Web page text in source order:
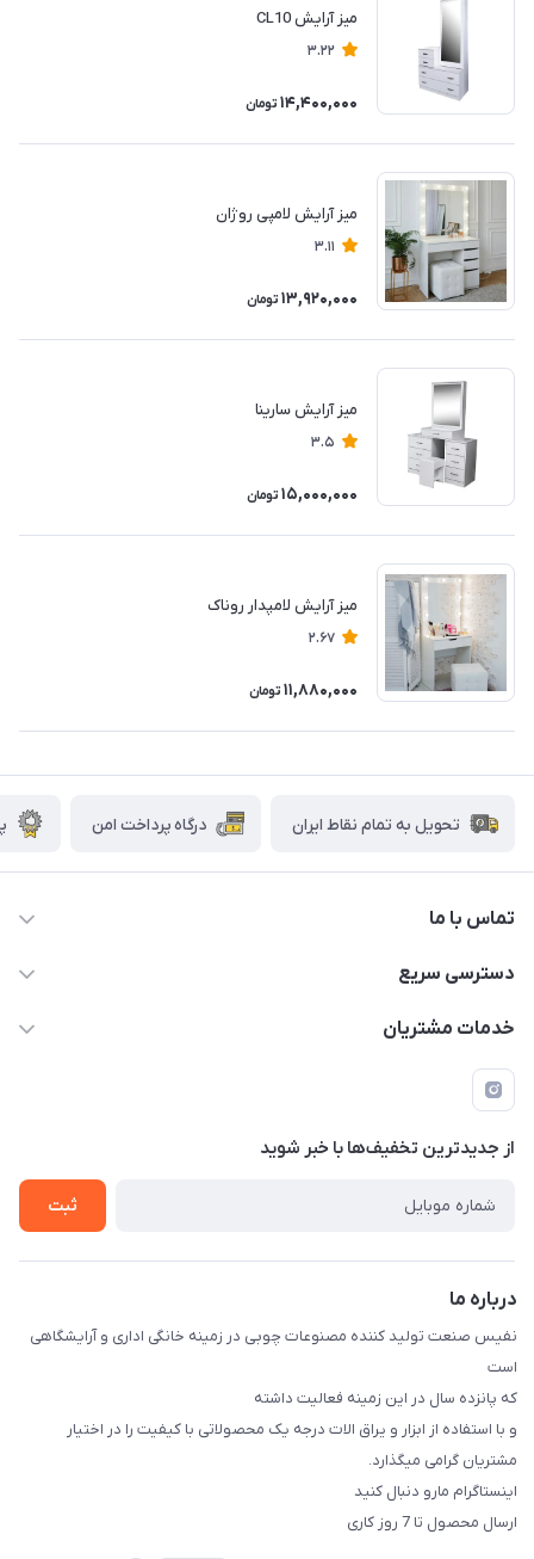
میز آرایش CL10
3.22
14,400,000 تومان
میز آرایش لامپی روژان
3.11
13,920,000 تومان
میز آرایش سارینا
3.5
15,000,000 تومان
میز آرایش لامپدار روناک
2.67
11,880,000 تومان
تحویل به تمام نقاط ایران درگاه پرداخت امن
تماس با ما
دسترسی سریع
حساب کاربری
درباره ما
تماس با ما
خدمات مشتریان
قوانین و مقررات
راهنمای خرید
از جدید‌ترین تخفیف‌ها با‌ خبر شوید
ثبت
درباره ما
نفیس صنعت تولید کننده مصنوعات چوبی در زمینه خانگی اداری و آرایشگاهی
است
که پانزده سال در این زمینه فعالیت داشته
و با استفاده از ابزار و یراق الات درجه یک محصولاتی با کیفیت را در اختیار
مشتریان گرامی میگذارد.
اینستاگرام مارو دنبال کنید
ارسال محصول تا 7 روز کاری